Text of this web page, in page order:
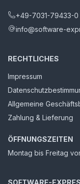
+49-7031-79433-0
info@software-
RECHTLICHES
Impressum
Allgemeine
Zahlung & Lieferung
ÖFFNUNGSZEITEN
Montag bis Freitag
SOFTWARE-